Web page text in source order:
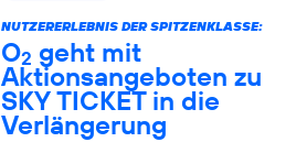
NUTZERERLEBNIS DER SPITZENKLASSE:
O2 geht mit
Aktionsangeboten zu
SKY TICKET in die
Verlängerung